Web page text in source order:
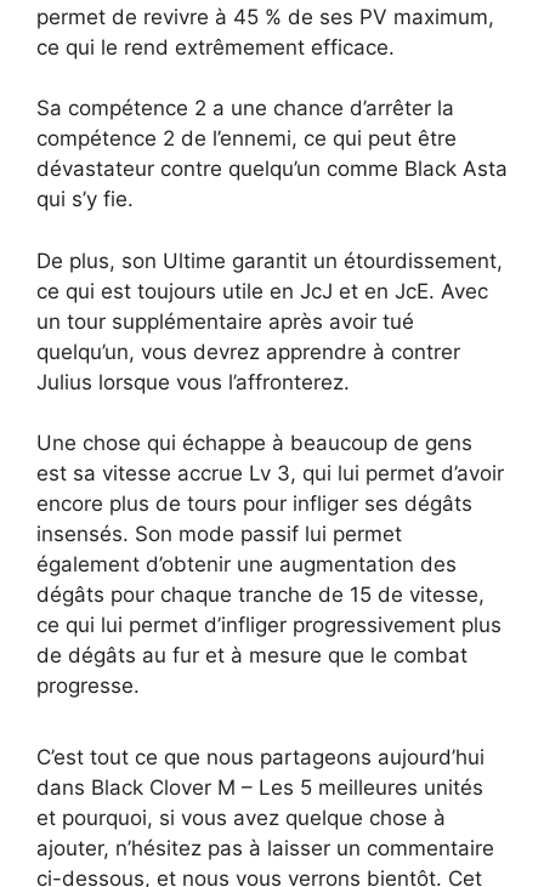
permet de revivre à 45 % de ses PV maximum,
ce qui le rend extrêmement efficace.
Sa compétence 2 a une chance d’arrêter la
compétence 2 de l’ennemi, ce qui peut être
dévastateur contre quelqu’un comme Black Asta
qui s’y fie.
De plus, son Ultime garantit un étourdissement,
ce qui est toujours utile en JcJ et en JcE. Avec
un tour supplémentaire après avoir tué
quelqu’un, vous devrez apprendre à contrer
Julius lorsque vous l’affronterez.
Une chose qui échappe à beaucoup de gens
est sa vitesse accrue Lv 3, qui lui permet d’avoir
encore plus de tours pour infliger ses dégâts
insensés. Son mode passif lui permet
également d’obtenir une augmentation des
dégâts pour chaque tranche de 15 de vitesse,
ce qui lui permet d’infliger progressivement plus
de dégâts au fur et à mesure que le combat
progresse.
C’est tout ce que nous partageons aujourd’hui
dans Black Clover M – Les 5 meilleures unités
et pourquoi, si vous avez quelque chose à
ajouter, n’hésitez pas à laisser un commentaire
ci-dessous, et nous vous verrons bientôt. Cet